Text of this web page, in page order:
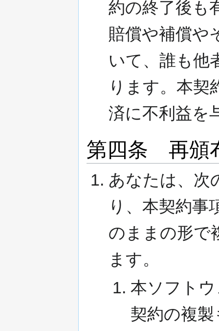
約の終了後も
賠償や補償や
いて、誰も他
ります。本契
済に不利益を
第四条 再頒
あなたは、次
り、本契約事
のままの形で
ます。
本ソフト
契約の複